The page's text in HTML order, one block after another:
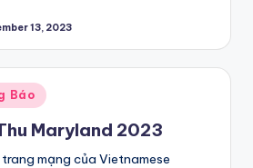
13, 2023
Báo
Maryland 2023
mạng của Vietnamese